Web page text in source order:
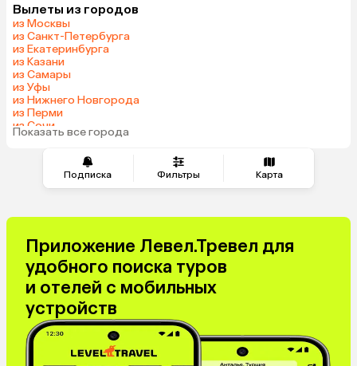
Подписка Фильтры Карта
Вылеты из городов
из Москвы
из Санкт-Петербурга
из Екатеринбурга
из Казани
из Самары
из Уфы
из Нижнего Новгорода
из Перми
из Сочи
из Челябинска
Показать все города
Приложение Левел.Тревел для
удобного поиска туров
и отелей с мобильных
устройств